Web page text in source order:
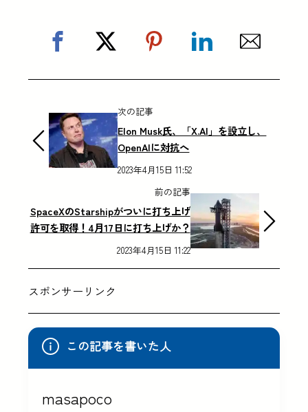
次の記事
Elon Musk氏、「X.AI」を設立し、
OpenAIに対抗へ
2023年4月15日 11:52
前の記事
SpaceXのStarshipがついに打ち上げ
許可を取得！4月17日に打ち上げか？
2023年4月15日 11:22
スポンサーリンク
この記事を書いた人
masapoco